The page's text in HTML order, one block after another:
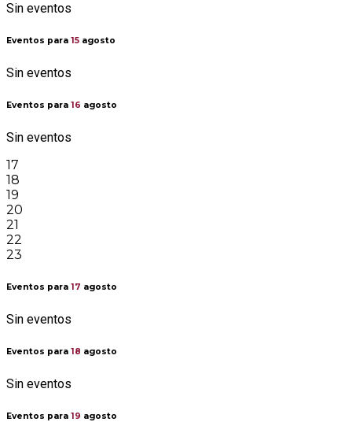
Sin eventos
Eventos para 15 agosto
Sin eventos
Eventos para 16 agosto
Sin eventos
17
18
19
20
21
22
23
Eventos para 17 agosto
Sin eventos
Eventos para 18 agosto
Sin eventos
Eventos para 19 agosto